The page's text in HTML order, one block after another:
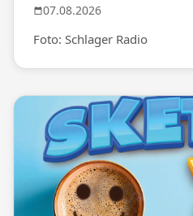
07.08.2026
Foto: Schlager Radio